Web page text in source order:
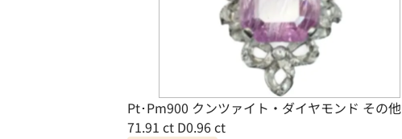
Pt･Pm900 クンツァイト・ダイヤモンド その他
71.91 ct D0.96 ct